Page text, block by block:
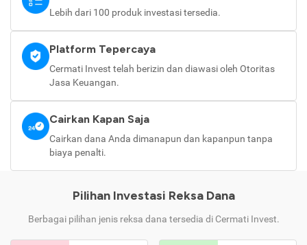
Lebih dari 100 produk investasi tersedia.
Platform Tepercaya
Cermati Invest telah berizin dan diawasi oleh Otoritas
Jasa Keuangan.
Cairkan Kapan Saja
Cairkan dana Anda dimanapun dan kapanpun tanpa
biaya penalti.
Pilihan Investasi Reksa Dana
Berbagai pilihan jenis reksa dana tersedia di Cermati Invest.